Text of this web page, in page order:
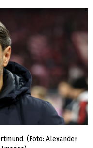
(Foto: Alexander